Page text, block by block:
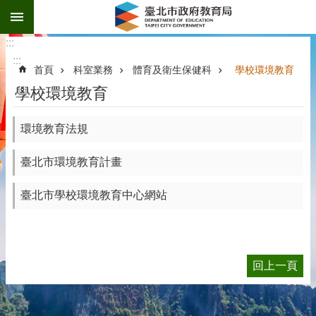
跳到主要內容區塊
:::
:::
首頁 科室業務 體育及衛生保健科 學校環境教育
學校環境教育
環境教育法規
臺北市環境教育計畫
臺北市學校環境教育中心網站
回上一頁